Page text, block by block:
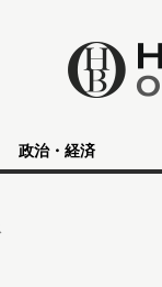
政治・経済